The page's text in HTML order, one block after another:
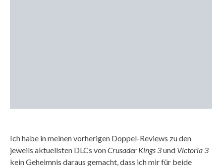
Ich habe in meinen vorherigen Doppel-Reviews zu den
jeweils aktuellsten DLCs vonCrusader Kings 3und Victoria 3
kein Geheimnis daraus gemacht, dass ich mir für beide